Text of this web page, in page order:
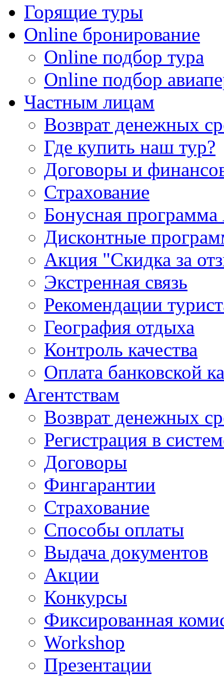
Горящие туры
Online бронирование
Online подбор тура
Online подбор
Частным лицам
Возврат денежных
Где купить наш тур?
Договоры и
Страхование
Бонусная
Дисконтные
Акция "Скидка за
Экстренная связь
Рекомендации
География отдыха
Контроль качества
Оплата банковской
Агентствам
Возврат денежных
Регистрация в
Договоры
Фингарантии
Страхование
Способы оплаты
Выдача документов
Акции
Конкурсы
Фиксированная
Workshop
Презентации